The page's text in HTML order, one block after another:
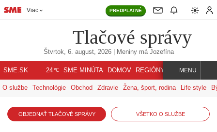
Viac PREDPLATNÉ
Tlačové správy
Štvrtok, 6. august, 2026| Meniny má Jozefína
SME.SK 24℃ SME MINÚTA DOMOV REGIÓNY INDEX SVET
MENU
O službe Technológie Obchod Zdravie Žena, šport, rodina Life style
OBJEDNAŤ TLAČOVÉ SPRÁVY VŠETKO O SLUŽBE